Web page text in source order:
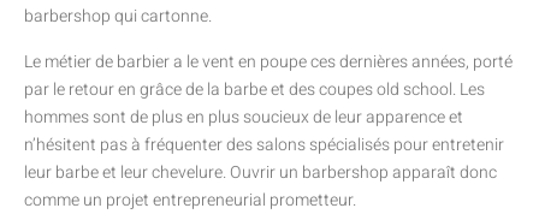
barbershop qui cartonne.
Le métier de barbier a le vent en poupe ces dernières années, porté
par le retour en grâce de la barbe et des coupes old school. Les
hommes sont de plus en plus soucieux de leur apparence et
n’hésitent pas à fréquenter des salons spécialisés pour entretenir
leur barbe et leur chevelure. Ouvrir un barbershop apparaît donc
comme un projet entrepreneurial prometteur.